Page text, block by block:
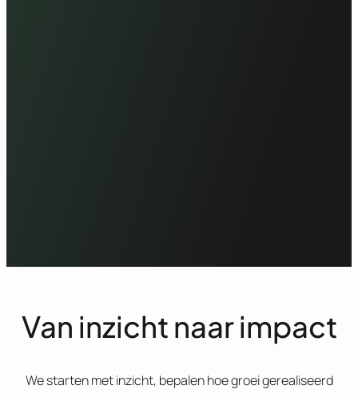
Van inzicht naar impact
We starten met inzicht, bepalen hoe groei gerealiseerd